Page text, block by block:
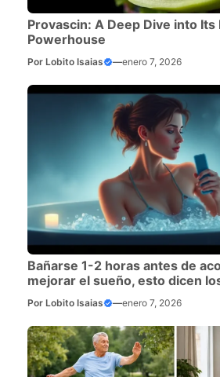
Provascin: A Deep Dive into
Powerhouse
Por Lobito Isaias —enero 7, 2026
Bañarse 1-2 horas antes de
mejorar el sueño, esto dicen
Por Lobito Isaias —enero 7, 2026